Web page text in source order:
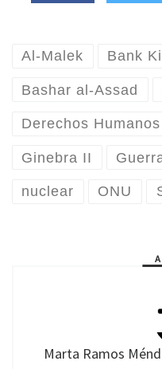
Al-Malek Bank
Bashar al-Assad
Derechos Humanos
Ginebra II
nuclear ONU
Marta Ramos